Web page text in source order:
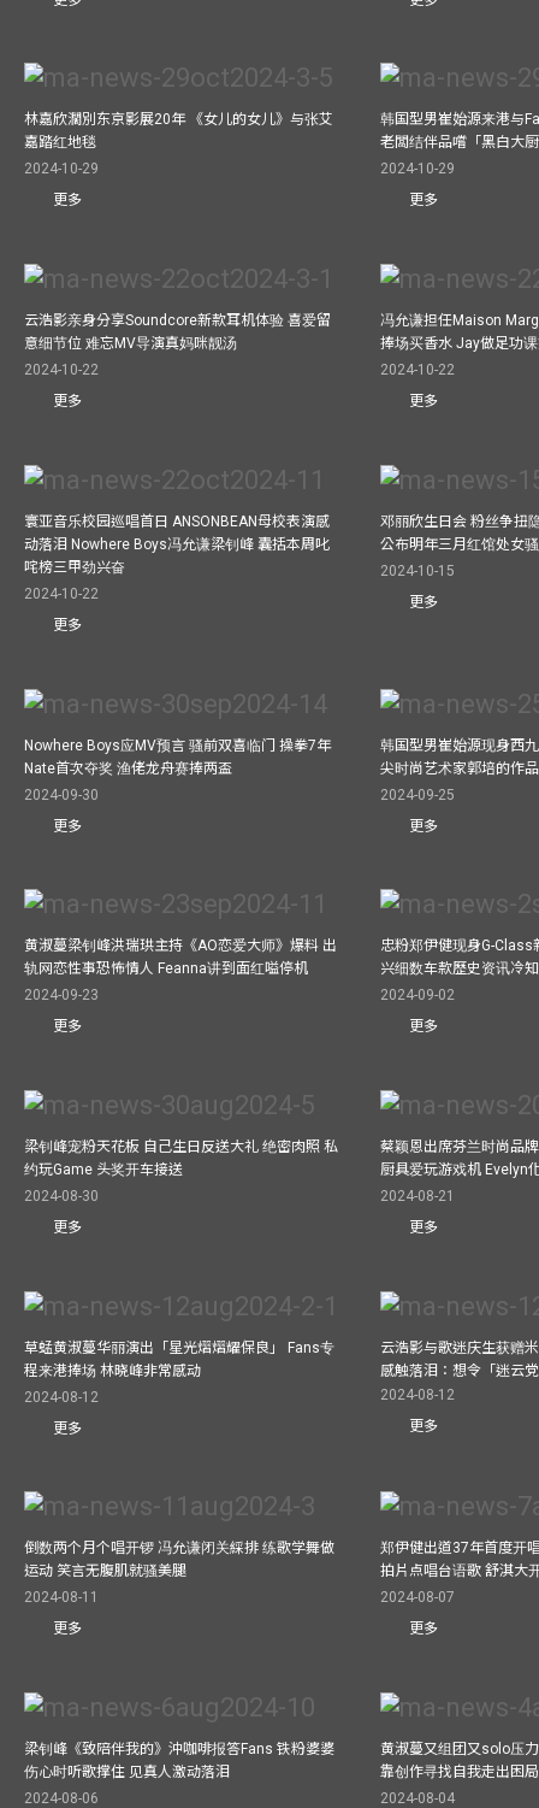
林嘉欣濶別东京影展20年 《女儿的女儿》与张艾
嘉踏红地毯
2024-10-29
更多
韩国型男崔始源来港与
老闆结伴品嚐「黑白大
2024-10-29
更多
云浩影亲身分享Soundcore新款耳机体验 喜爱留
意细节位 难忘MV导演真妈咪靓汤
2024-10-22
更多
冯允谦担任Maison
捧场买香水 Jay做足功
2024-10-22
更多
寰亚音乐校园巡唱首日 ANSONBEAN母校表演感
动落泪 Nowhere Boys冯允谦梁钊峰 囊括本周叱
咤榜三甲劲兴奋
2024-10-22
更多
邓丽欣生日会 粉丝争扭
公布明年三月红馆处女
2024-10-15
更多
Nowhere Boys应MV预言 骚前双喜临门 操拳7年
Nate首次夺奖 渔佬龙舟赛捧两盃
2024-09-30
更多
韩国型男崔始源现身西
尖时尚艺术家郭培的作
2024-09-25
更多
黄淑蔓梁钊峰洪瑞珙主持《AO恋爱大师》爆料 出
轨网恋性事恐怖情人 Feanna讲到面红嗌停机
2024-09-23
更多
忠粉郑伊健现身G-
兴细数车款歷史资讯冷
2024-09-02
更多
梁钊峰宠粉天花板 自己生日反送大礼 绝密肉照 私
约玩Game 头奖开车接送
2024-08-30
更多
蔡颖恩出席芬兰时尚品
厨具爱玩游戏机 Evelyn
2024-08-21
更多
草蜢黄淑蔓华丽演出「星光熠熠耀保良」 Fans专
程来港捧场 林晓峰非常感动
2024-08-12
更多
云浩影与歌迷庆生获赠
感触落泪：想令「迷云
2024-08-12
更多
倒数两个月个唱开锣 冯允谦闭关綵排 练歌学舞做
运动 笑言无腹肌就骚美腿
2024-08-11
更多
郑伊健出道37年首度开
拍片点唱台语歌 舒淇大
2024-08-07
更多
梁钊峰《致陪伴我的》沖咖啡报答Fans 铁粉婆婆
伤心时听歌撑住 见真人激动落泪
2024-08-06
黄淑蔓又组团又solo压
靠创作寻找自我走出困局
2024-08-04